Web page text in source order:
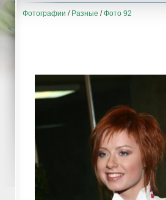
Фотографии / Разные /Фото 92